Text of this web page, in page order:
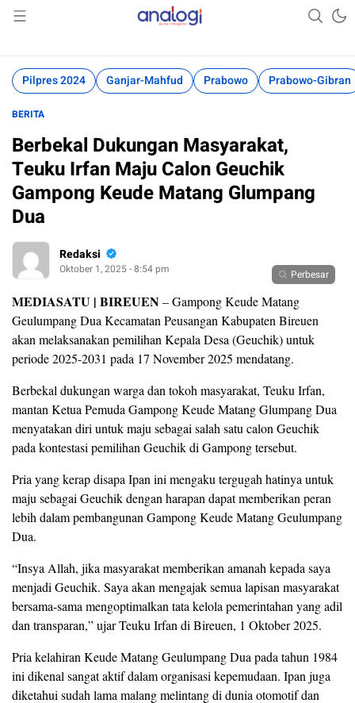
Analogi
Akurat Mengabari
Pilpres 2024 Ganjar-Mahfud Prabowo Prabowo-Gibran
BERITA
Berbekal Dukungan Masyarakat,
Teuku Irfan Maju Calon Geuchik
Gampong Keude Matang Glumpang
Dua
Redaksi
Oktober 1, 2025 - 8:54 pm Perbesar
MEDIASATU | BIREUEN– Gampong Keude Matang
Geulumpang Dua Kecamatan Peusangan Kabupaten Bireuen
akan melaksanakan pemilihan Kepala Desa (Geuchik) untuk
periode 2025-2031 pada 17 November 2025 mendatang.
Berbekal dukungan warga dan tokoh masyarakat, Teuku Irfan,
mantan Ketua Pemuda Gampong Keude Matang Glumpang Dua
menyatakan diri untuk maju sebagai salah satu calon Geuchik
pada kontestasi pemilihan Geuchik di Gampong tersebut.
Pria yang kerap disapa Ipan ini mengaku tergugah hatinya untuk
maju sebagai Geuchik dengan harapan dapat memberikan peran
lebih dalam pembangunan Gampong Keude Matang Geulumpang
Dua.
“Insya Allah, jika masyarakat memberikan amanah kepada saya
menjadi Geuchik. Saya akan mengajak semua lapisan masyarakat
bersama-sama mengoptimalkan tata kelola pemerintahan yang adil
dan transparan,” ujar Teuku Irfan di Bireuen, 1 Oktober 2025.
Pria kelahiran Keude Matang Geulumpang Dua pada tahun 1984
ini dikenal sangat aktif dalam organisasi kepemudaan. Ipan juga
diketahui sudah lama malang melintang di dunia otomotif dan